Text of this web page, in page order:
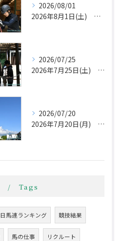
2026/08/01
2026年8月1日(土) 夏本番！
2026/07/25
2026年7月25日(土) 午後から不安定な天気
2026/07/20
2026年7月20日(月) 第78回全日本障害馬術大会2026 Part Ⅱ
Tags
日馬連ランキング 競技結果
馬の仕事 リクルート